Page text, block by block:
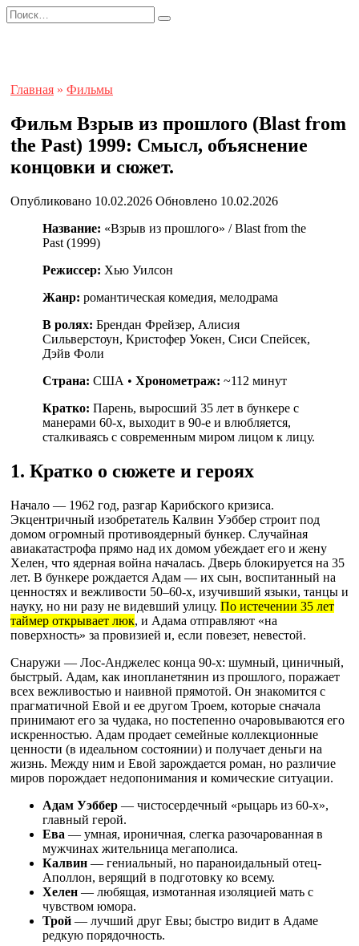
Перейти
к
Search
for:
Главная » Фильмы
Фильм Взрыв из прошлого (Blast from
the Past) 1999: Смысл, объяснение
концовки и сюжет.
Опубликовано 10.02.2026 Обновлено 10.02.2026
Название: «Взрыв из прошлого» / Blast from the
Past (1999)
Режиссер: Хью Уилсон
Жанр: романтическая комедия, мелодрама
В ролях: Брендан Фрейзер, Алисия
Сильверстоун, Кристофер Уокен, Сиси Спейсек,
Дэйв Фоли
Страна: США • Хронометраж: ~112 минут
Кратко: Парень, выросший 35 лет в бункере с
манерами 60-х, выходит в 90-е и влюбляется,
сталкиваясь с современным миром лицом к лицу.
1. Кратко о сюжете и героях
Начало — 1962 год, разгар Карибского кризиса.
Экцентричный изобретатель Калвин Уэббер строит под
домом огромный противоядерный бункер. Случайная
авиакатастрофа прямо над их домом убеждает его и жену
Хелен, что ядерная война началась. Дверь блокируется на 35
лет. В бункере рождается Адам — их сын, воспитанный на
ценностях и вежливости 50–60-х, изучивший языки, танцы и
науку, но ни разу не видевший улицу. По истечении 35 лет
таймер открывает люк, и Адама отправляют «на
поверхность» за провизией и, если повезет, невестой.
Снаружи — Лос-Анджелес конца 90-х: шумный, циничный,
быстрый. Адам, как инопланетянин из прошлого, поражает
всех вежливостью и наивной прямотой. Он знакомится с
прагматичной Евой и ее другом Троем, которые сначала
принимают его за чудака, но постепенно очаровываются его
искренностью. Адам продает семейные коллекционные
ценности (в идеальном состоянии) и получает деньги на
жизнь. Между ним и Евой зарождается роман, но различие
миров порождает недопонимания и комические ситуации.
Адам Уэббер — чистосердечный «рыцарь из 60-х»,
главный герой.
Ева — умная, ироничная, слегка разочарованная в
мужчинах жительница мегаполиса.
Калвин — гениальный, но параноидальный отец-
Аполлон, верящий в подготовку ко всему.
Хелен — любящая, измотанная изоляцией мать с
чувством юмора.
Трой — лучший друг Евы; быстро видит в Адаме
редкую порядочность.